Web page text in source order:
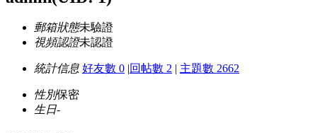
郵箱狀態未驗證
視頻認證未認證
統計信息 好友數 0 |回帖數 2 | 主題數 2662
性別保密
生日-